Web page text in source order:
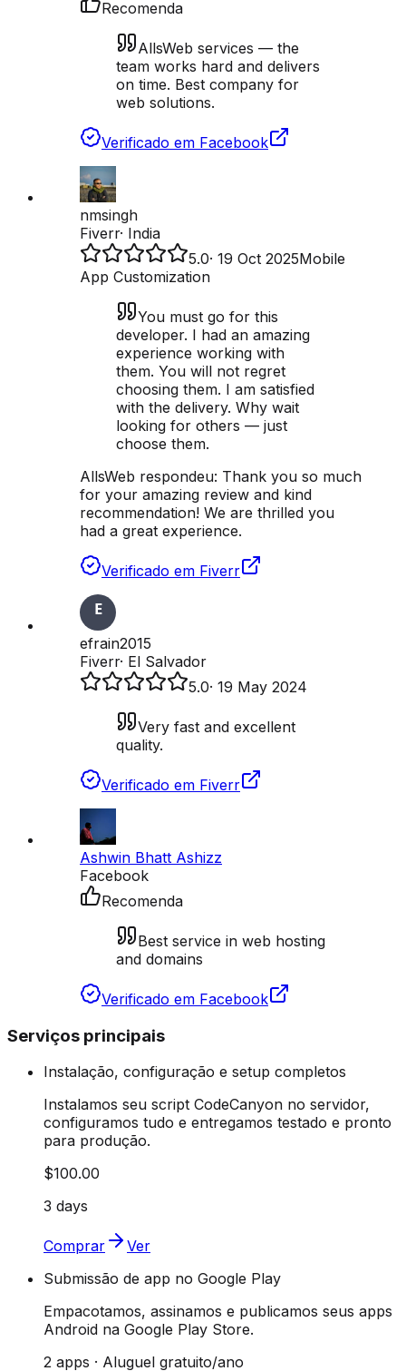
Recomenda
AllsWeb services — the
team works hard and delivers
on time. Best company for
web solutions.
Verificado em Facebook
nmsingh
Fiverr· India
5.0· 19 Oct 2025Mobile
App Customization
You must go for this
developer. I had an amazing
experience working with
them. You will not regret
choosing them. I am satisfied
with the delivery. Why wait
looking for others — just
choose them.
AllsWeb respondeu: Thank you so much
for your amazing review and kind
recommendation! We are thrilled you
had a great experience.
Verificado em Fiverr
efrain2015
Fiverr· El Salvador
5.0· 19 May 2024
Very fast and excellent
quality.
Verificado em Fiverr
Ashwin Bhatt Ashizz
Facebook
Recomenda
Best service in web hosting
and domains
Verificado em Facebook
Serviços principais
Instalação, configuração e setup completos
Instalamos seu script CodeCanyon no servidor,
configuramos tudo e entregamos testado e pronto
para produção.
$100.00
3 days
Comprar
Ver
Submissão de app no Google Play
Empacotamos, assinamos e publicamos seus apps
Android na Google Play Store.
2 apps · Aluguel gratuito/ano